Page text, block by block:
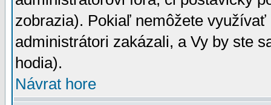
zobrazia). Pokiaľ nemôžete
administrátori zakázali, a Vy by ste
hodia).
Návrat hore